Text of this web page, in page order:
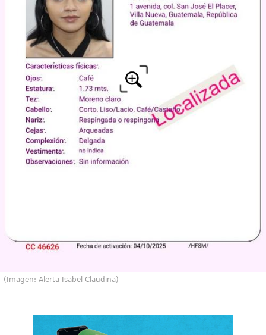
(Imagen: Alerta Isabel Claudina)